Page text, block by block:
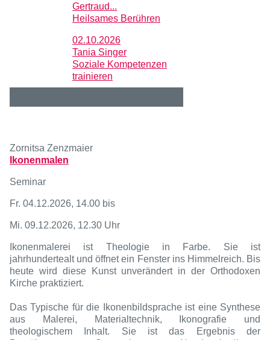
Gertraud...
Heilsames Berühren
02.10.2026
Tania Singer
Soziale Kompetenzen
trainieren
Zornitsa Zenzmaier
Ikonenmalen
Seminar
Fr. 04.12.2026, 14.00 bis
Mi. 09.12.2026, 12.30 Uhr
Ikonenmalerei ist Theologie in Farbe. Sie ist
jahrhundertealt und öffnet ein Fenster ins Himmelreich. Bis
heute wird diese Kunst unverändert in der Orthodoxen
Kirche praktiziert.
Das Typische für die Ikonenbildsprache ist eine Synthese
aus Malerei, Materialtechnik, Ikonografie und
theologischem Inhalt. Sie ist das Ergebnis der